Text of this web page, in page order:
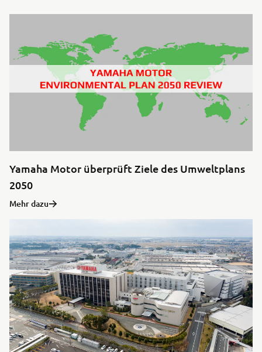
Yamaha Motor überprüft Ziele des Umweltplans
2050
Mehr dazu